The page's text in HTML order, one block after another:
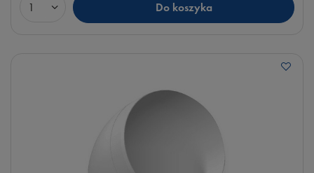
Ilość produktów Do koszyka